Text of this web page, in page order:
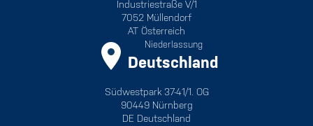
Industriestraße V/1
7052 Müllendorf
AT Österreich
Niederlassung
Deutschland
Südwestpark 37-41/1. OG
90449 Nürnberg
DE Deutschland